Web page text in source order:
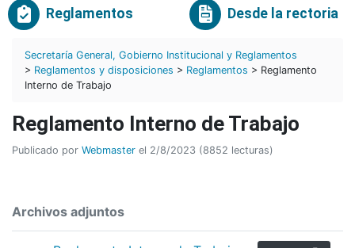
Reglamentos Desde la rectoria
Secretaría General, Gobierno Institucional y Reglamentos
> Reglamentos y disposiciones > Reglamentos > Reglamento
Interno de Trabajo
Reglamento Interno de Trabajo
Publicado por Webmaster el 2/8/2023 (8852 lecturas)
Archivos adjuntos